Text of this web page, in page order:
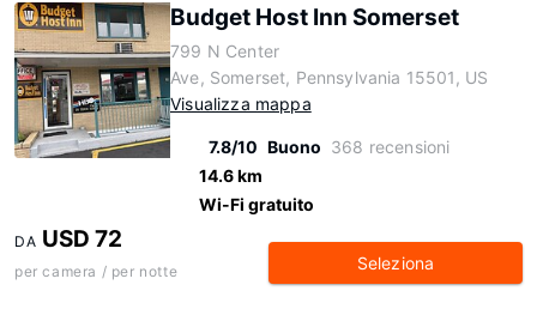
Budget Host Inn Somerset
799 N Center
Ave, Somerset, Pennsylvania 15501, US
Visualizza mappa
7.8/10 Buono 368 recensioni
14.6 km
Wi-Fi gratuito
DA USD 72
per camera / per notte Seleziona